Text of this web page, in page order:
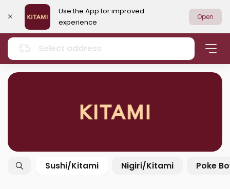
Use the App for improved
experience
Open
Select address
Sushi/Kitami Nigiri/Kitami Poke